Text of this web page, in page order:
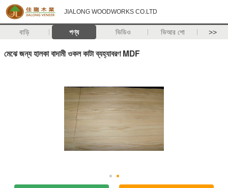
JIALONG WOODWORKS CO.LTD
বাড়ি পণ্য ভিডিও ভিআর শো >>
মেঝে জন্য হালকা বাদামী ওকল কাটা ব্যহ্যাবরণ MDF